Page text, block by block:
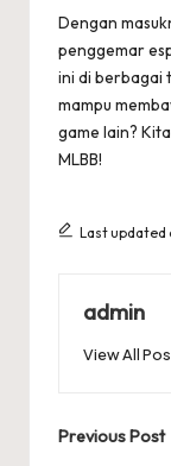
Dengan
penggemar
ini di berbagai
mampu
game lain?
MLBB!
Last updated
admin
View All
Post
Previous Post